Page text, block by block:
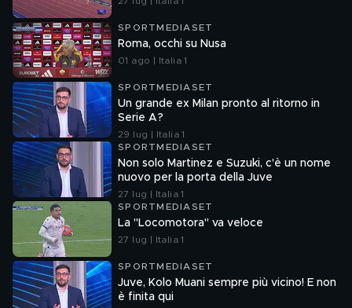
SPORTMEDIASET
Roma, occhi su Nusa
01 ago | Italia 1
SPORTMEDIASET
Un grande ex Milan pronto al ritorno in
Serie A?
29 lug | Italia 1
SPORTMEDIASET
Non solo Martinez e Suzuki, c'è un nome
nuovo per la porta della Juve
27 lug | Italia 1
SPORTMEDIASET
La "Locomotora" va veloce
27 lug | Italia 1
SPORTMEDIASET
Juve, Kolo Muani sempre più vicino! E non
è finita qui